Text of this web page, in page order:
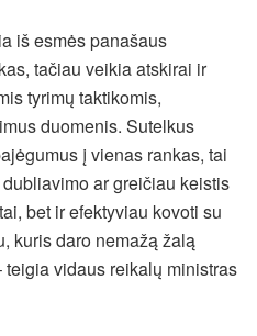
iš esmės panašaus
tačiau veikia atskirai ir
tyrimų taktikomis,
duomenis. Sutelkus
į vienas rankas, tai
ar greičiau keistis
bet ir efektyviau kovoti su
kuris daro nemažą žalą
teigia vidaus reikalų ministras